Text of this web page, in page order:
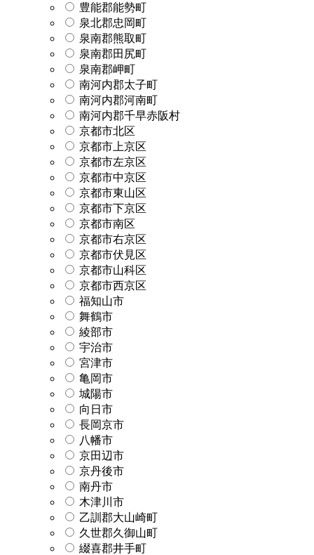
豊能郡能勢町
泉北郡忠岡町
泉南郡熊取町
泉南郡田尻町
泉南郡岬町
南河内郡太子町
南河内郡河南町
南河内郡千早赤阪村
京都市北区
京都市上京区
京都市左京区
京都市中京区
京都市東山区
京都市下京区
京都市南区
京都市右京区
京都市伏見区
京都市山科区
京都市西京区
福知山市
舞鶴市
綾部市
宇治市
宮津市
亀岡市
城陽市
向日市
長岡京市
八幡市
京田辺市
京丹後市
南丹市
木津川市
乙訓郡大山崎町
久世郡久御山町
綴喜郡井手町